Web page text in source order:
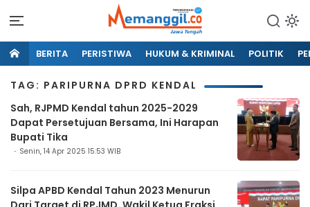
BERITA PERISTIWA HUKUM & KRIMINAL POLITIK
TAG: PARIPURNA DPRD KENDAL
Sah, RJPMD Kendal tahun 2025-2029
Dapat Persetujuan Bersama, Ini Harapan
Bupati Tika
Senin, 14 Apr 2025 15:53 WIB
Silpa APBD Kendal Tahun 2023 Menurun